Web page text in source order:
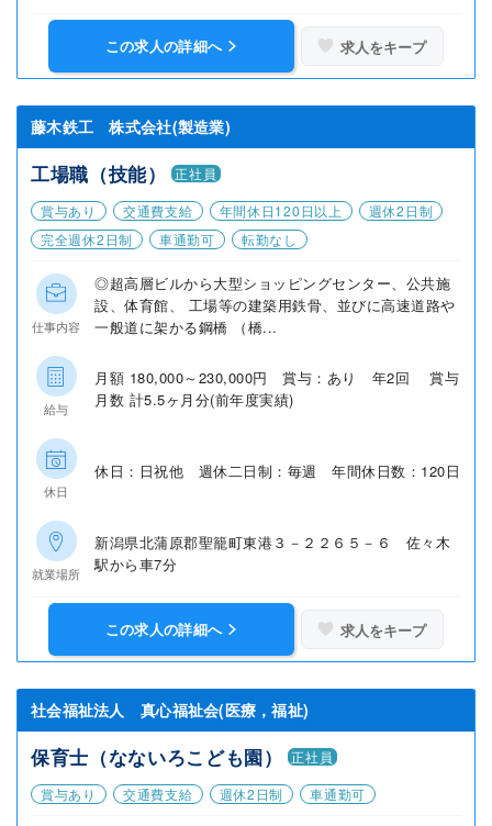
この求人の詳細へ 求人をキープ
藤木鉄工 株式会社(製造業)
工場職（技能）
正社員
賞与あり
交通費支給 年間休日120日以上
週休2日制
完全週休2日制
車通勤可 転勤なし
仕事内容
◎超高層ビルから大型ショッピングセンター、公共施
設、体育館、 工場等の建築用鉄骨、並びに高速道路や
一般道に架かる鋼橋 （橋...
給与
月額 180,000～230,000円 賞与：あり 年2回 賞与
月数 計5.5ヶ月分(前年度実績)
休日
休日：日祝他 週休二日制：毎週 年間休日数：120日
就業場所
新潟県北蒲原郡聖籠町東港３－２２６５－６ 佐々木
駅から車7分
この求人の詳細へ 求人をキープ
社会福祉法人 真心福祉会(医療，福祉)
保育士（なないろこども園）
正社員
賞与あり
交通費支給 週休2日制 車通勤可